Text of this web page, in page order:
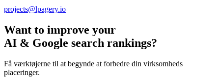
projects@lpagery.io
Want to improve your
AI & Google search rankings?
Få værktøjerne til at begynde at forbedre din virksomheds
placeringer.